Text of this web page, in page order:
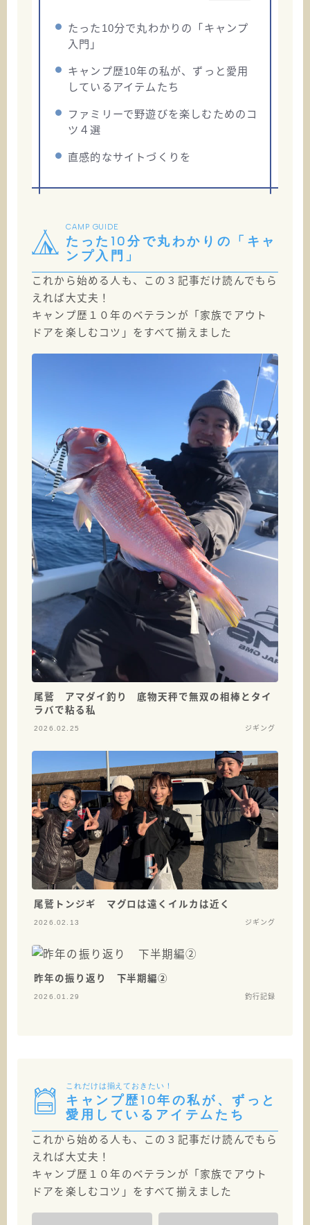
たった10分で丸わかりの「キャンプ
入門」
キャンプ歴10年の私が、ずっと愛用
しているアイテムたち
ファミリーで野遊びを楽しむためのコ
ツ４選
直感的なサイトづくりを
CAMP GUIDE
たった10分で丸わかりの「キャ
ンプ入門」
これから始める人も、この３記事だけ読んでもら
えれば大丈夫！
キャンプ歴１０年のベテランが「家族でアウト
ドアを楽しむコツ」をすべて揃えました
尾鷲 アマダイ釣り 底物天秤で無双の相棒とタイ
ラバで粘る私
2026.02.25 ジギング
尾鷲トンジギ マグロは遠くイルカは近く
2026.02.13 ジギング
昨年の振り返り 下半期編②
2026.01.29 釣行記録
これだけは揃えておきたい！
キャンプ歴10年の私が、ずっと
愛用しているアイテムたち
これから始める人も、この３記事だけ読んでもら
えれば大丈夫！
キャンプ歴１０年のベテランが「家族でアウト
ドアを楽しむコツ」をすべて揃えました